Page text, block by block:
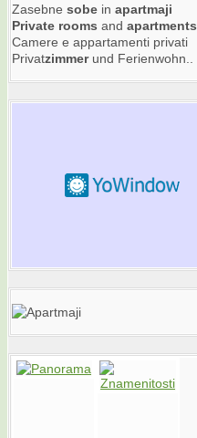
Zasebne sobe in apartmaji
Private rooms and apartments
Camere e appartamenti privati
Privatzimmerund Ferienwohn..